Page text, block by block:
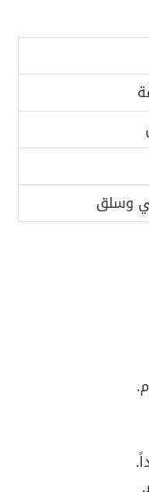
وسلق